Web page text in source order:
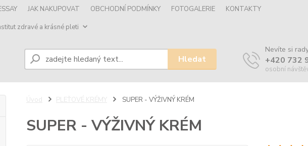
JAK NAKUPOVAT OBCHODNÍ PODMÍNKY FOTOGALERIE
KONTAKTY
zdravé a krásné pleti
Hledat
Nevíte si
+420 732
osobní
Úvod PLEŤOVÉ KRÉMY SUPER - VÝŽIVNÝ KRÉM
SUPER - VÝŽIVNÝ KRÉM